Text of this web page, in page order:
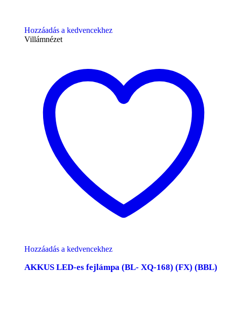
Hozzáadás a kedvencekhez
Villámnézet
Hozzáadás a kedvencekhez
AKKUS LED-es fejlámpa (BL- XQ-168) (FX) (BBL)